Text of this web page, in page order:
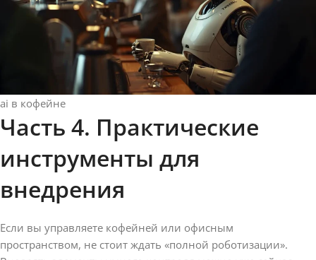
ai в кофейне
Часть 4. Практические
инструменты для
внедрения
Если вы управляете кофейней или офисным
пространством, не стоит ждать «полной роботизации».